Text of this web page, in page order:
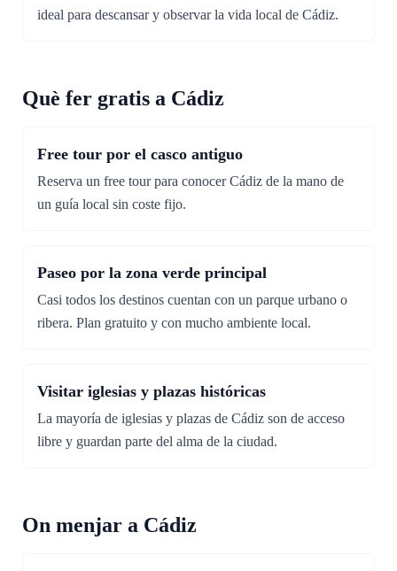
ideal para descansar y observar la vida local de Cádiz.
Què fer gratis a Cádiz
Free tour por el casco antiguo
Reserva un free tour para conocer Cádiz de la mano de
un guía local sin coste fijo.
Paseo por la zona verde principal
Casi todos los destinos cuentan con un parque urbano o
ribera. Plan gratuito y con mucho ambiente local.
Visitar iglesias y plazas históricas
La mayoría de iglesias y plazas de Cádiz son de acceso
libre y guardan parte del alma de la ciudad.
On menjar a Cádiz